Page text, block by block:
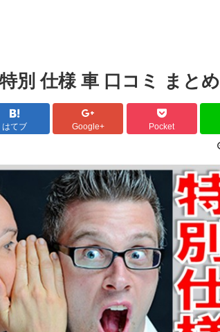
別 仕様 車 口コミ まとめ
はてブ Google+ Pocket